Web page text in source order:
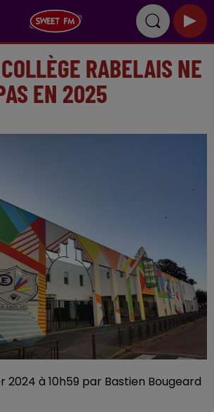
RABELAIS NE
EN 2025
2024 à 10h59 par Bastien Bougeard